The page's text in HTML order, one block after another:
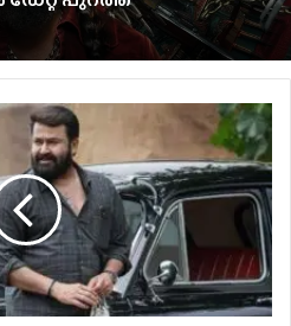
നാനി ചിത്രം, ‘ദ
പുറത്ത്
മാളവിക